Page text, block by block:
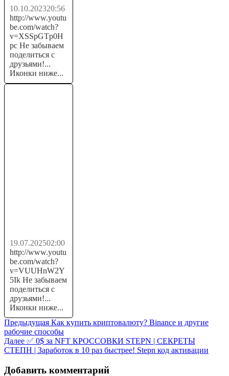
10.10.202320:56
http://www.youtu
be.com/watch?
v=XSSpGTp0H
pc Не забываем
поделиться с
друзьями!...
Иконки ниже...
19.07.202502:00
http://www.youtu
be.com/watch?
v=VUUHnW2Y
5Ik Не забываем
поделиться с
друзьями!...
Иконки ниже...
Навигация
по
записям
Предыдущая Предыдущая
запись:
Как купить криптовалюту? Binance и другие
рабочие способы
Далее Следующая
запись:
✅ 0$ за NFT КРОССОВКИ STEPN | СЕКРЕТЫ
СТЕПН | Заработок в 10 раз быстрее! Stepn код активации
Добавить комментарий